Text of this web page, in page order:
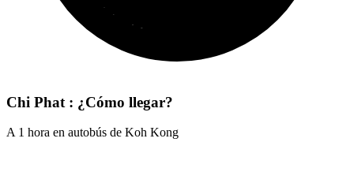
Chi Phat : ¿Cómo llegar?
A 1 hora en autobús de Koh Kong